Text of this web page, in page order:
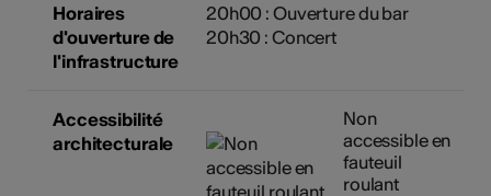
Horaires
d'ouverture de
l'infrastructure
20h00 : Ouverture du bar
20h30 : Concert
Accessibilité
architecturale
Non
accessible en
fauteuil
roulant